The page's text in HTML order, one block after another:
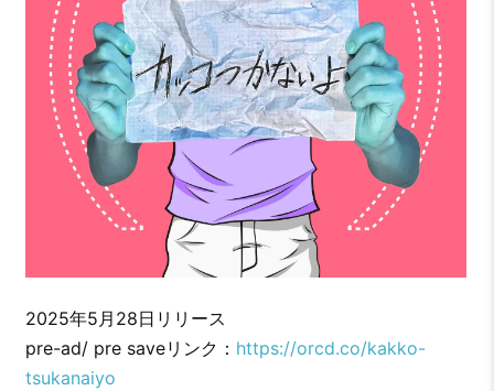
2025年5月28日リリース
pre-ad/ pre saveリンク： https://orcd.co/kakko-
tsukanaiyo